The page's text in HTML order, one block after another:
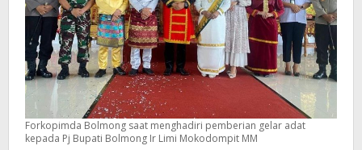
Forkopimda Bolmong saat menghadiri pemberian gelar adat
kepada Pj Bupati Bolmong Ir Limi Mokodompit MM